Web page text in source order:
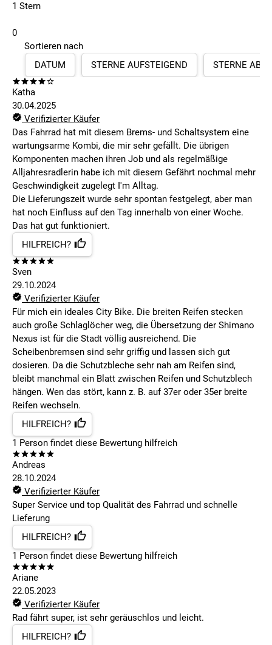
1 Stern
0
Sortieren nach
DATUM
STERNE AUFSTEIGEND STERNE
Katha
30.04.2025
Verifizierter Käufer
Das Fahrrad hat mit diesem Brems- und Schaltsystem eine
wartungsarme Kombi, die mir sehr gefällt. Die übrigen
Komponenten machen ihren Job und als regelmäßige
Alljahresradlerin habe ich mit diesem Gefährt nochmal mehr
Geschwindigkeit zugelegt I'm Alltag.
Die Lieferungszeit wurde sehr spontan festgelegt, aber man
hat noch Einfluss auf den Tag innerhalb von einer Woche.
Das hat gut funktioniert.
HILFREICH?
Sven
29.10.2024
Verifizierter Käufer
Für mich ein ideales City Bike. Die breiten Reifen stecken
auch große Schlaglöcher weg, die Übersetzung der Shimano
Nexus ist für die Stadt völlig ausreichend. Die
Scheibenbremsen sind sehr griffig und lassen sich gut
dosieren. Da die Schutzbleche sehr nah am Reifen sind,
bleibt manchmal ein Blatt zwischen Reifen und Schutzblech
hängen. Wen das stört, kann z. B. auf 37er oder 35er breite
Reifen wechseln.
HILFREICH?
1 Person findet diese Bewertung hilfreich
Andreas
28.10.2024
Verifizierter Käufer
Super Service und top Qualität des Fahrrad und schnelle
Lieferung
HILFREICH?
1 Person findet diese Bewertung hilfreich
Ariane
22.05.2023
Verifizierter Käufer
Rad fährt super, ist sehr geräuschlos und leicht.
HILFREICH?